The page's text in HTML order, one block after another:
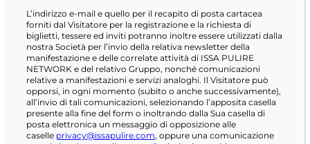
L’indirizzo e-mail e quello per il recapito di posta cartacea
forniti dal Visitatore per la registrazione e la richiesta di
biglietti, tessere ed inviti potranno inoltre essere utilizzati dalla
nostra Società per l’invio della relativa newsletter della
manifestazione e delle correlate attività di ISSA PULIRE
NETWORK e del relativo Gruppo, nonché comunicazioni
relative a manifestazioni e servizi analoghi. Il Visitatore può
opporsi, in ogni momento (subito o anche successivamente),
all’invio di tali comunicazioni, selezionando l’apposita casella
presente alla fine del form o inoltrando dalla Sua casella di
posta elettronica un messaggio di opposizione alle
caselle privacy@issapulire.com, oppure una comunicazione